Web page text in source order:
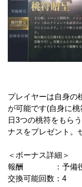
プレイヤーは自身の
が可能です(自身に
日3つの桃符をもら
ナスをプレゼント。
＜ボーナス詳細＞
報酬 ：予備役
交換可能回数：4